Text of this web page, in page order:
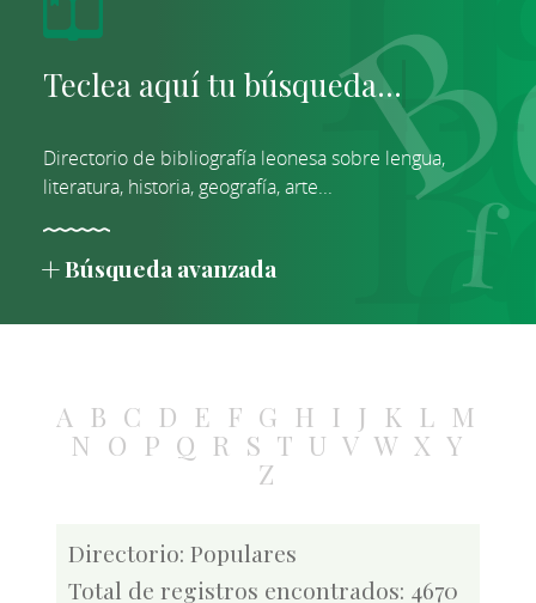
Directorio de bibliografía leonesa sobre lengua,
literatura, historia, geografía, arte...
Búsqueda avanzada
A B C D E F G H I J K L M
N O P Q R S T U V W X Y
Z
Directorio: Populares
Total de registros encontrados: 4670